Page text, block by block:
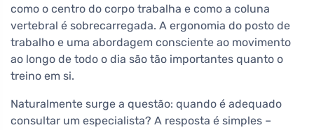
como o centro do corpo trabalha e como a coluna
vertebral é sobrecarregada. A ergonomia do posto de
trabalho e uma abordagem consciente ao movimento
ao longo de todo o dia são tão importantes quanto o
treino em si.
Naturalmente surge a questão: quando é adequado
consultar um especialista? A resposta é simples –